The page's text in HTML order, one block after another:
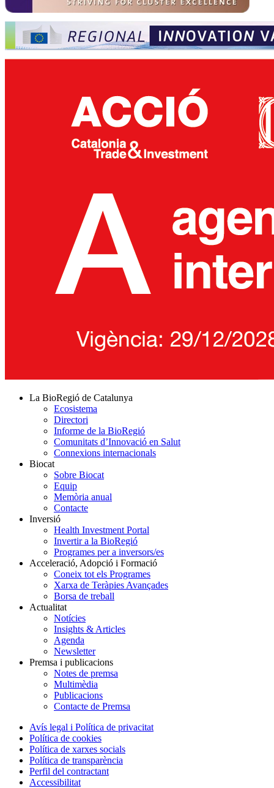
La BioRegió de Catalunya
Ecosistema
Directori
Informe de la BioRegió
Comunitats d’Innovació en Salut
Connexions internacionals
Biocat
Sobre Biocat
Equip
Memòria anual
Contacte
Inversió
Health Investment Portal
Invertir a la BioRegió
Programes per a inversors/es
Acceleració, Adopció i Formació
Coneix tot els Programes
Xarxa de Teràpies Avançades
Borsa de treball
Actualitat
Notícies
Insights & Articles
Agenda
Newsletter
Premsa i publicacions
Notes de premsa
Multimèdia
Publicacions
Contacte de Premsa
Avís legal i Política de privacitat
Política de cookies
Política de xarxes socials
Política de transparència
Perfil del contractant
Accessibilitat